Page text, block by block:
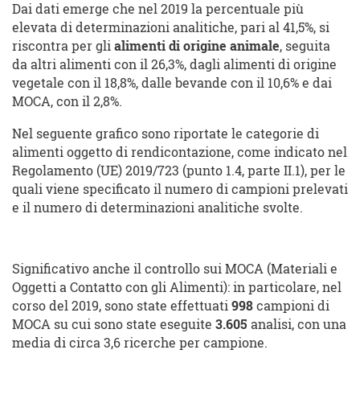
Dai dati emerge che nel 2019 la percentuale più
elevata di determinazioni analitiche, pari al 41,5%, si
riscontra per gli alimenti di origine animale, seguita
da altri alimenti con il 26,3%, dagli alimenti di origine
vegetale con il 18,8%, dalle bevande con il 10,6% e dai
MOCA, con il 2,8%.
Nel seguente grafico sono riportate le categorie di
alimenti oggetto di rendicontazione, come indicato nel
Regolamento (UE) 2019/723 (punto 1.4, parte II.1), per le
quali viene specificato il numero di campioni prelevati
e il numero di determinazioni analitiche svolte.
Significativo anche il controllo sui MOCA (Materiali e
Oggetti a Contatto con gli Alimenti): in particolare, nel
corso del 2019, sono state effettuati 998 campioni di
MOCA su cui sono state eseguite 3.605 analisi, con una
media di circa 3,6 ricerche per campione.